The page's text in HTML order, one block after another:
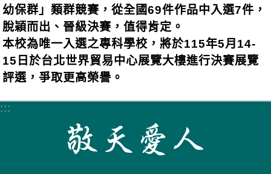
幼保群」類群競賽，從全國69件作品中入選7件，
脫穎而出、晉級決賽，值得肯定。
本校為唯一入選之專科學校，將於115年5月14-
15日於台北世界貿易中心展覽大樓進行決賽展覽
評選，爭取更高榮譽。
:::